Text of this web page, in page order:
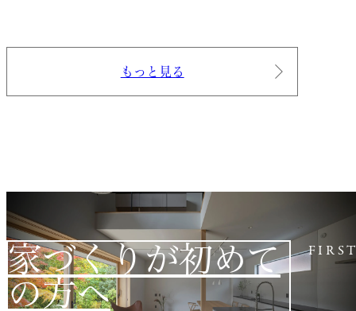
もっと見る
家づくりが初めて
の方へ